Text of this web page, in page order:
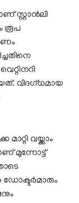
സ്റ്റാന്‍ലി
രൂപ
വിദഗ്ധമായ
വയ്ക്കാം
മുന്നോട്ട്
ഡോക്ടര്‍മാരും